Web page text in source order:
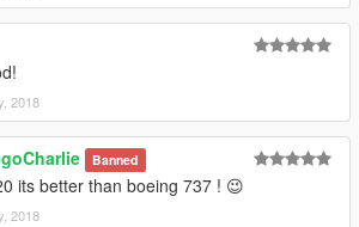
2018
Banned
its better than boeing 737 ! 😉
2018